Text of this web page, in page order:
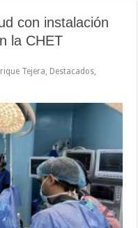
con instalación
la CHET
Tejera, Destacados,